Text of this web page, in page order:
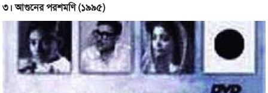
৩। আগুনের পরশমণি (১৯৯৫)